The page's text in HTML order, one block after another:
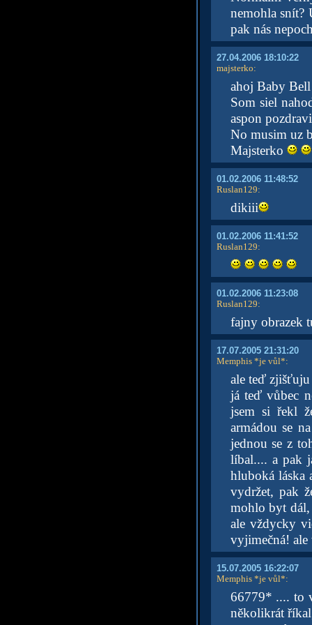
nemohla snít?
pak nás
27.04.2006 18:10:22
majsterko:
ahoj Baby Bell
Som siel
aspon
No musim uz
Majsterko
01.02.2006 11:48:52
Ruslan129:
dikiii
01.02.2006 11:41:52
Ruslan129:
01.02.2006 11:23:08
Ruslan129:
fajny obrazek
17.07.2005 21:31:20
Memphis *je vůl*:
ale teď zjišťuju
já teď vůbec
jsem si řekl
armádou se
jednou se z
líbal.... a pak
hluboká láska
vydržet, pak
mohlo byt dál,
ale vždycky
vyjimečná!
15.07.2005 16:22:07
Memphis *je vůl*:
66779* .... to
několikrát